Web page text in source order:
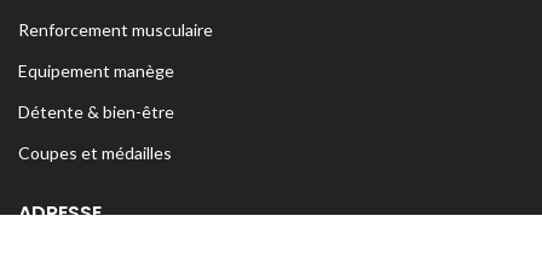
Renforcement musculaire
Equipement manège
Détente & bien-être
Coupes et médailles
ADRESSE